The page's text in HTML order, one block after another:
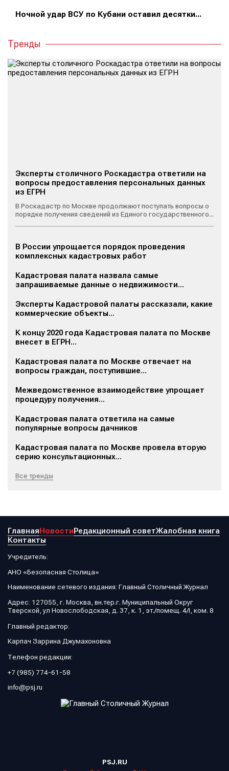
Ночной удар ВСУ по Кубани оставил десятки...
Тренды
Эксперты столичного Роскадастра ответили на
вопросы предоставления персональных данных
из ЕГРН
В Роскадастр по Москве продолжают поступать вопросы о
порядке получения сведений из Единого государственного...
В России упрощается порядок проведения
комплексных кадастровых работ
Кадастровая палата назвала самые
запрашиваемые данные о недвижимости...
Эксперты Кадастровой палаты рассказали, какие
коммерческие объекты...
К концу 2020 года Кадастровая палата по Москве
внесет в ЕГРН...
Кадастровая палата по Москве отвечает на
вопросы граждан, поступившие...
Межведомственное взаимодействие упрощает
процедуру получения...
Кадастровая палата ответила на самые
популярные вопросы дачников
Кадастровая палата по Москве провела вторую
серию консультационных...
Все тренды
PSJ.RU
ГлавнаяНовостиРедакционный советЖалобная книга
Контакты
Учредитель:
АНО «Безопасная Столица»
Наименование сетевого издания: Главный Столичный Журнал
Адрес: 127055, г. Москва, вн.тер.г. Муниципальный Округ
Тверской, ул Новослободская, д. 37, к. 1, эт./помещ. 4/I, ком. 8
Главный редактор:
Карпач Заррина Джумахоновна
Телефон редакции:
+7 (985) 774-61-58
info@psj.ru